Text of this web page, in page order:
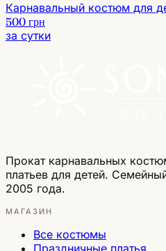
Карнавальный костюм для
500 грн
за сутки
Прокат карнавальных
платьев для детей.
2005 года.
МАГАЗИН
Все костюмы